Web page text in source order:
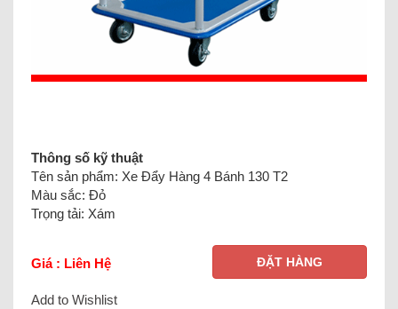
Thông số kỹ thuật
Tên sản phẩm: Xe Đẩy Hàng 4 Bánh 130 T2
Màu sắc: Đỏ
Trọng tải: Xám
Giá : Liên Hệ ĐẶT HÀNG
Add to Wishlist